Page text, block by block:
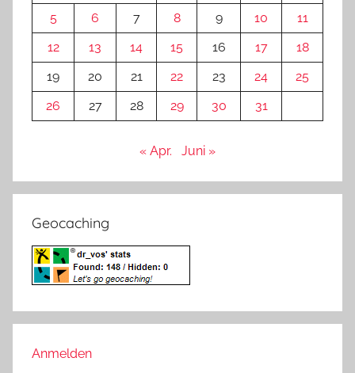
5
6 7 8 9 10
11
12
13 14 15 16 17
18
19
20 21 22 23 24
25
26
27 28 29 30 31
« Apr. Juni »
Geocaching
Anmelden